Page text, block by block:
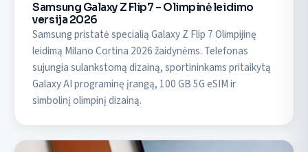
Samsung Galaxy Z Flip7 – Olimpinė leidimo
versija 2026
Samsung pristatė specialią Galaxy Z Flip 7 Olimpijinę
leidimą Milano Cortina 2026 žaidynėms. Telefonas
sujungia sulankstomą dizainą, sportininkams pritaikytą
Galaxy AI programinę įrangą, 100 GB 5G eSIM ir
simbolinį olimpinį dizainą.